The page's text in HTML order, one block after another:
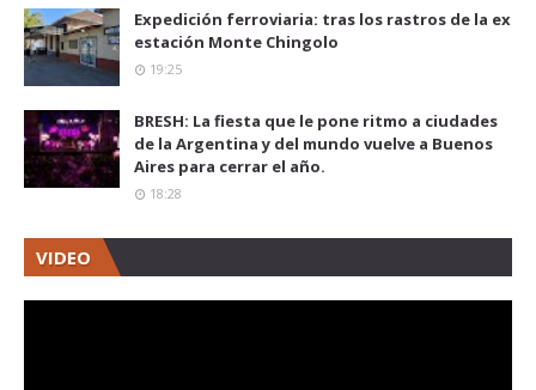
Expedición ferroviaria: tras los rastros de la ex
estación Monte Chingolo
19:25
BRESH: La fiesta que le pone ritmo a ciudades
de la Argentina y del mundo vuelve a Buenos
Aires para cerrar el año.
18:28
VIDEO